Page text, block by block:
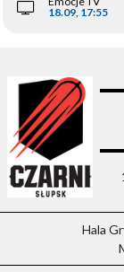
18.09, 17:55
Hala